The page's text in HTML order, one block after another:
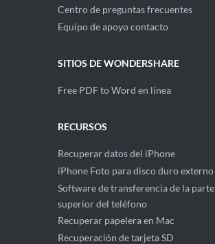
Centro de preguntas frecuentes
Equipo de apoyo contacto
SITIOS DE WONDERSHARE
Free PDF to Word en línea
RECURSOS
Recuperar datos del iPhone
iPhone Foto para disco duro externo
Software de transferencia de la parte
superior del teléfono
Recuperar papelera en Mac
Recuperación de tarjeta SD